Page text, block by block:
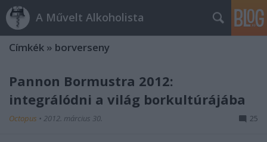
A Művelt Alkoholista
Címkék » borverseny
Pannon Bormustra 2012:
integrálódni a világ borkultúrájába
Octopus • 2012. március 30. 25